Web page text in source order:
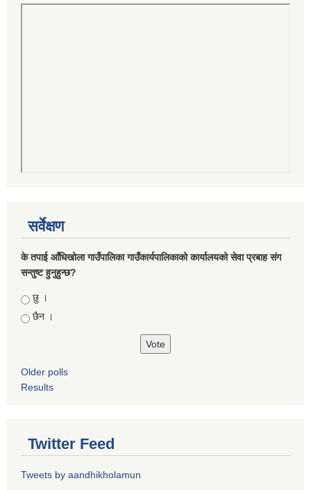
सर्वेक्षण
के तपाई आँधिखोला गाउँपालिका गाउँकार्यपालिकाको कार्यालयको सेवा प्रबाह संग
सन्तुष्ट हुनुहुन्छ?
Choices
छु ।
छैन ।
Older polls
Results
Twitter Feed
Tweets by aandhikholamun